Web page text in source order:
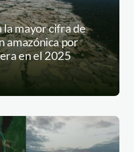
mayor cifra de
amazónica por
en el 2025